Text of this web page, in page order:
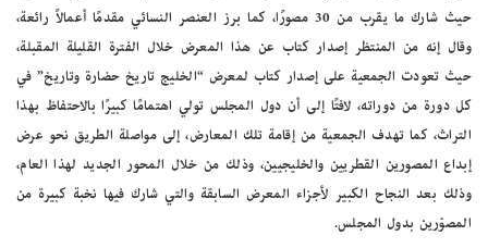
حيث شارك ما يقرب من 30 مصورًا، كما برز العنصر النسائي مقدمًا أعمالاً رائعة،
وقال إنه من المنتظر إصدار كتاب عن هذا المعرض خلال الفترة القليلة المقبلة،
حيث تعودت الجمعية على إصدار كتاب لمعرض “الخليج تاريخ حضارة وتاريخ” في
كل دورة من دوراته، لافتًا إلى أن دول المجلس تولي اهتمامًا كبيرًا بالاحتفاظ بهذا
التراث، كما تهدف الجمعية من إقامة تلك المعارض، إلى مواصلة الطريق نحو عرض
إبداع المصورين القطريين والخليجيين، وذلك من خلال المحور الجديد لهذا العام،
وذلك بعد النجاح الكبير لأجزاء المعرض السابقة والتي شارك فيها نخبة كبيرة من
المصوّرين بدول المجلس.